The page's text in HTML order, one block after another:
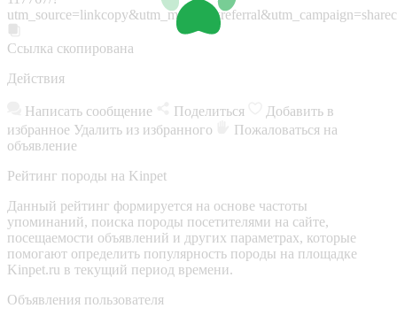
Ссылка скопирована
Действия
Написать сообщение Поделиться
Добавить в
избранное Удалить из избранного
Пожаловаться на
объявление
Рейтинг породы на Kinpet
Данный рейтинг формируется на основе частоты
упоминаний, поиска породы посетителями на сайте,
посещаемости объявлений и других параметрах, которые
помогают определить популярность породы на площадке
Kinpet.ru в текущий период времени.
Объявления пользователя